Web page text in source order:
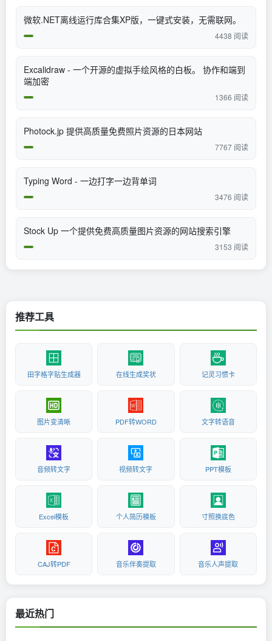
微软.NET离线运行库合集XP版，一键式安装，无需联网。
4438 阅读
Excalidraw - 一个开源的虚拟手绘风格的白板。 协作和端到
端加密
1366 阅读
Photock.jp 提供高质量免费照片资源的日本网站
7767 阅读
Typing Word - 一边打字一边背单词
3476 阅读
Stock Up 一个提供免费高质量图片资源的网站搜索引擎
3153 阅读
推荐工具
田字格字贴生成器 在线生成奖状 记灵习惯卡
图片变清晰 PDF转WORD 文字转语音
音频转文字 视频转文字 PPT模板
Excel模板 个人简历模板 寸照换底色
CAJ转PDF 音乐伴奏提取 音乐人声提取
最近热门